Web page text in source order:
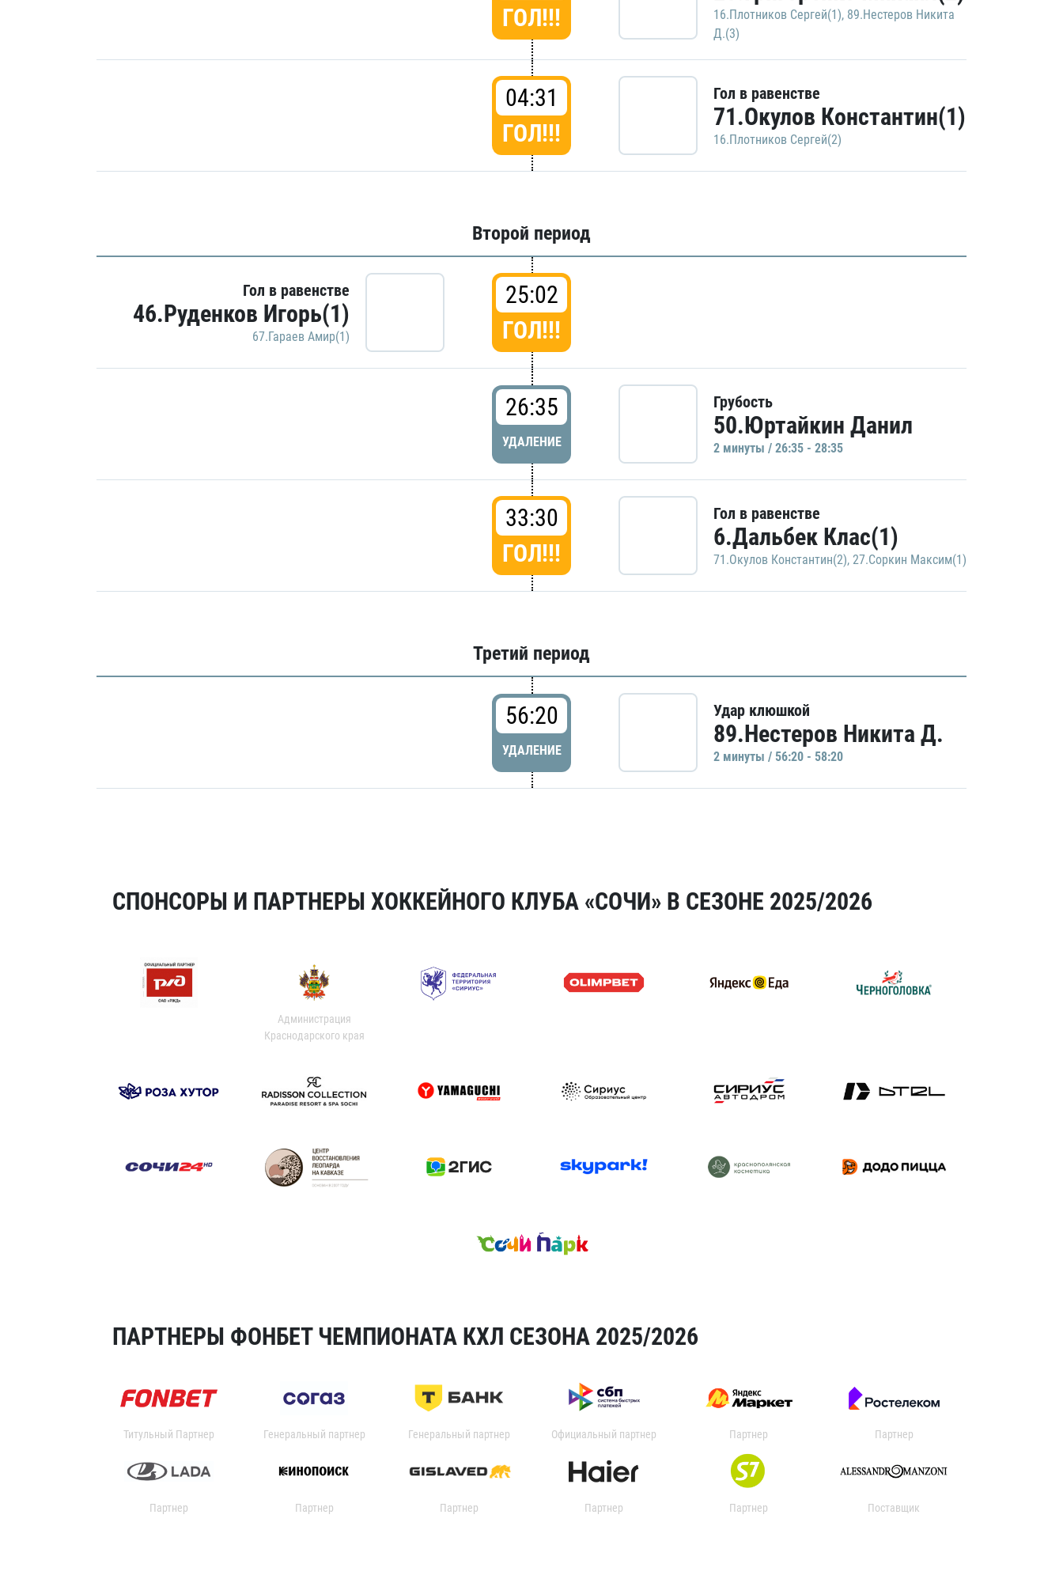
ГОЛ!!!
16.Плотников Сергей(1), 89.Нестеров Никита
Д.(3)
04:31
ГОЛ!!!
Гол в равенстве
71.Окулов Константин(1)
16.Плотников Сергей(2)
Второй период
Гол в равенстве
46.Руденков Игорь(1)
67.Гараев Амир(1)
25:02
ГОЛ!!!
26:35
УДАЛЕНИЕ
Грубость
50.Юртайкин Данил
2 минуты / 26:35 - 28:35
33:30
ГОЛ!!!
Гол в равенстве
6.Дальбек Клас(1)
71.Окулов Константин(2), 27.Соркин Максим(1)
Третий период
56:20
УДАЛЕНИЕ
Удар клюшкой
89.Нестеров Никита Д.
2 минуты / 56:20 - 58:20
СПОНСОРЫ И ПАРТНЕРЫ ХОККЕЙНОГО КЛУБА «СОЧИ» В СЕЗОНЕ 2025/2026
Администрация
Краснодарского края
ПАРТНЕРЫ ФОНБЕТ ЧЕМПИОНАТА КХЛ СЕЗОНА 2025/2026
Титульный Партнер Генеральный партнер Генеральный партнер Официальный партнер Партнер Партнер
Партнер Партнер Партнер Партнер Партнер Поставщик